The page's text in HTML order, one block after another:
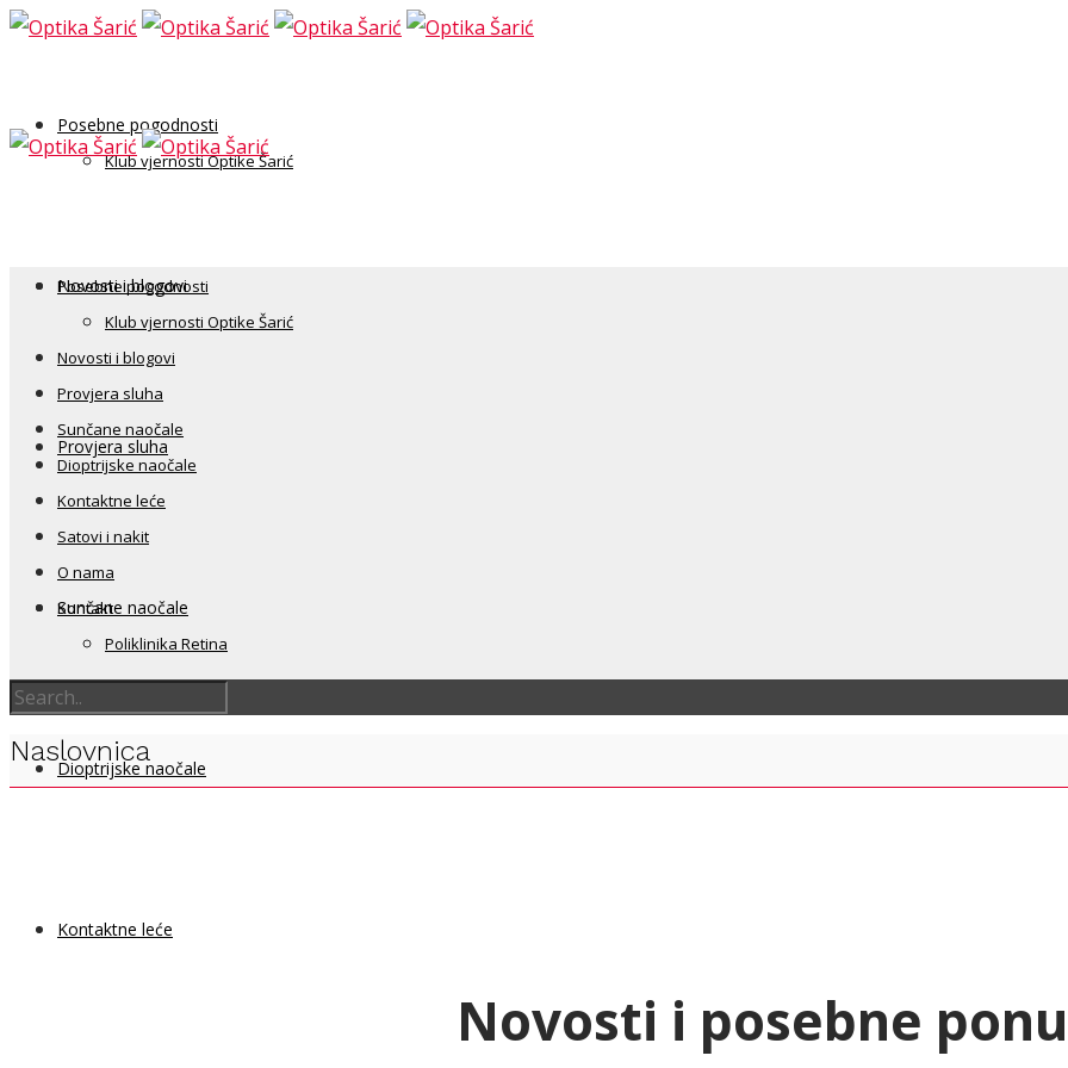
Posebne pogodnosti
Klub vjernosti Optike Šarić
Novosti i blogovi
Provjera sluha
Sunčane naočale
Dioptrijske naočale
Kontaktne leće
Posebne pogodnosti
Klub vjernosti Optike Šarić
Novosti i blogovi
Provjera sluha
Sunčane naočale
Dioptrijske naočale
Kontaktne leće
Satovi i nakit
O nama
Kontakt
Poliklinika Retina
Naslovnica
Novosti i posebne